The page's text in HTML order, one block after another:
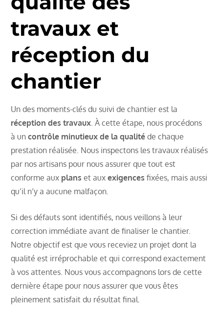
travaux et
réception du
chantier
Un des moments-clés du suivi de chantier est la
réception des travaux . À cette étape, nous procédons
à uncontrôle minutieux de la qualité de chaque
prestation réalisée. Nous inspectons les travaux réalisés
par nos artisans pour nous assurer que tout est
conforme aux plans et auxexigences fixées, mais aussi
qu’il n’y a aucune malfaçon.
Si des défauts sont identifiés, nous veillons à leur
correction immédiate avant de finaliser le chantier.
Notre objectif est que vous receviez un projet dont la
qualité est irréprochable et qui correspond exactement
à vos attentes. Nous vous accompagnons lors de cette
dernière étape pour nous assurer que vous êtes
pleinement satisfait du résultat final.